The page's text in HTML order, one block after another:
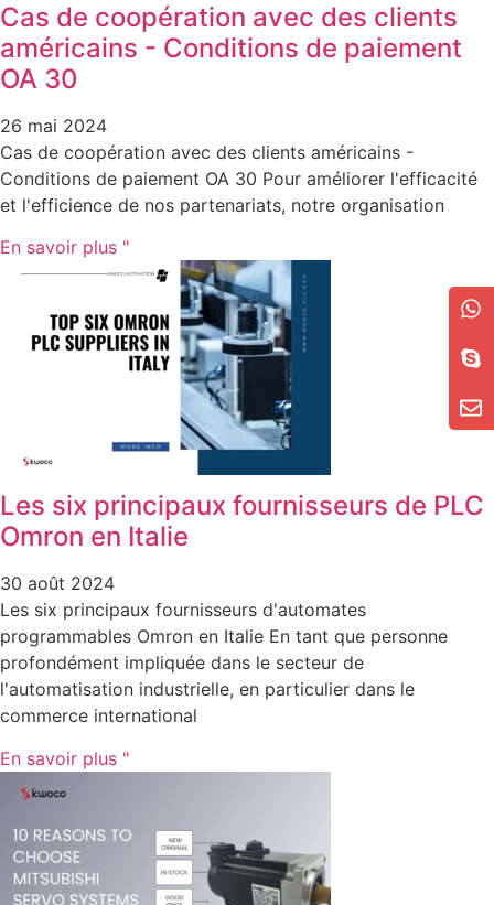
Cas de coopération avec des clients
américains - Conditions de paiement
OA 30
26 mai 2024
Cas de coopération avec des clients américains -
Conditions de paiement OA 30 Pour améliorer l'efficacité
et l'efficience de nos partenariats, notre organisation
En savoir plus "
Les six principaux fournisseurs de PLC
Omron en Italie
30 août 2024
Les six principaux fournisseurs d'automates
programmables Omron en Italie En tant que personne
profondément impliquée dans le secteur de
l'automatisation industrielle, en particulier dans le
commerce international
En savoir plus "